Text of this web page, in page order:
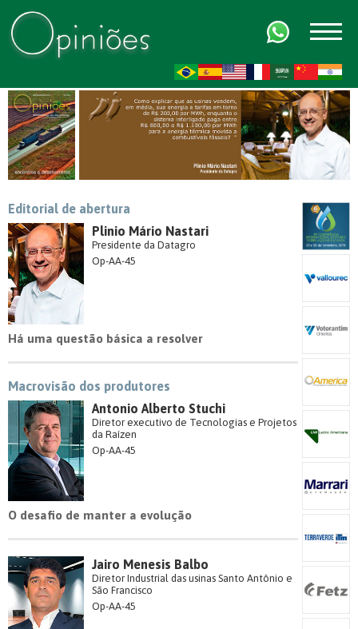
Editorial de abertura
Plinio Mário Nastari
Presidente da Datagro
Op-AA-45
Há uma questão básica a resolver
Macrovisão dos produtores
Antonio Alberto Stuchi
Diretor executivo de Tecnologias e Projetos
da Raízen
Op-AA-45
O desafio de manter a evolução
Jairo Menesis Balbo
Diretor Industrial das usinas Santo Antônio e
São Francisco
Op-AA-45